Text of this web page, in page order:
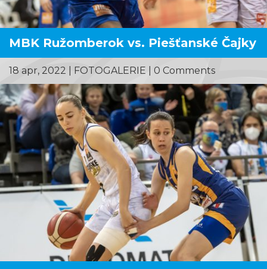
MBK Ružomberok vs. Piešťanské Čajky
18 apr, 2022 FOTOGALERIE | 0 Comments